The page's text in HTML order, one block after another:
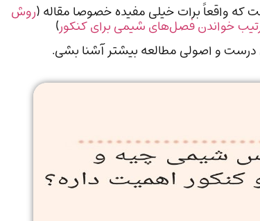
واقعاً برات خیلی مفیده خصوصا مقاله (روش
خواندن فصل‌های شیمی برای کنکور)
درست و اصولی مطالعه بیشتر آشنا بشی.